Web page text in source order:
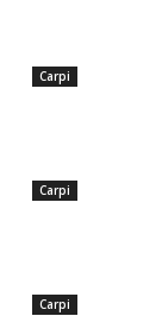
Carpi
Carpi
Carpi